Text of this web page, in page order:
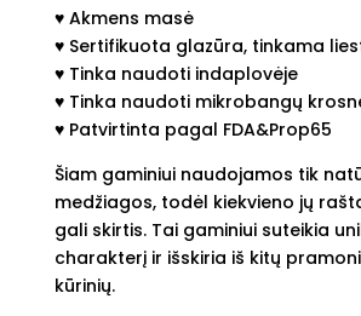
♥︎ Akmens masė
♥︎ Sertifikuota glazūra, tinkama
♥︎ Tinka naudoti indaplovėje
♥︎ Tinka naudoti mikrobangų
♥︎ Patvirtinta pagal FDA&Prop65
Šiam gaminiui naudojamos tik
medžiagos, todėl kiekvieno jų
gali skirtis. Tai gaminiui suteikia
charakterį ir išskiria iš kitų
kūrinių.